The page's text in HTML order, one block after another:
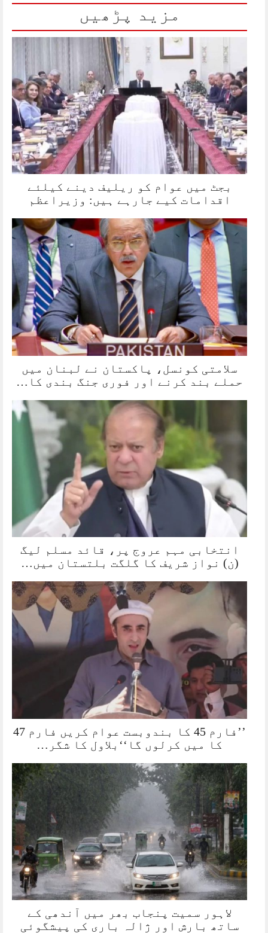
مزید پڑھیں
بجٹ میں عوام کو ریلیف دینے کیلئے
اقدامات کیے جارہے ہیں: وزیراعظم
سلامتی کونسل، پاکستان نے لبنان میں
حملے بند کرنے اور فوری جنگ بندی کا…
انتخابی مہم عروج پر، قائد مسلم لیگ
(ن) نواز شریف کا گلگت بلتستان میں…
’’فارم 45 کا بندوبست عوام کریں فارم 47
کا میں کرلوں گا‘‘بلاول کا شگر…
لاہور سمیت پنجاب بھر میں آندھی کے
ساتھ بارش اور ژالہ باری کی پیشگوئی